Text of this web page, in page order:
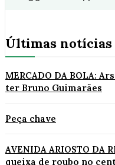
Últimas notícias
MERCADO DA BOLA:
ter Bruno Guimarães
Peça chave
AVENIDA ARIOSTO
queixa de roubo no